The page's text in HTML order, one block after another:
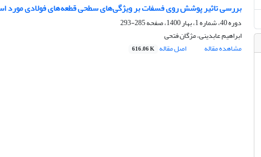
بررسی تاثیر پوشش روی فسفات بر ویژگی‌های سطحی قطعه‌های فولادی مورد
دوره 40، شماره 1، بهار 1400، صفحه
285-293
ابراهیم عابدینی، مژگان فتحی
مشاهده مقاله
اصل مقاله 616.06 K